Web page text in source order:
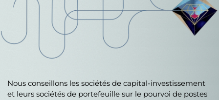
Nous conseillons les sociétés de capital-investissement
et leurs sociétés de portefeuille sur le pourvoi de postes